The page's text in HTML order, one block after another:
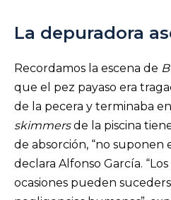
La depuradora
Recordamos la escena de
que el pez payaso era
de la pecera y terminaba
skimmersde la piscina
de absorción, “no suponen
declara Alfonso García.
ocasiones pueden